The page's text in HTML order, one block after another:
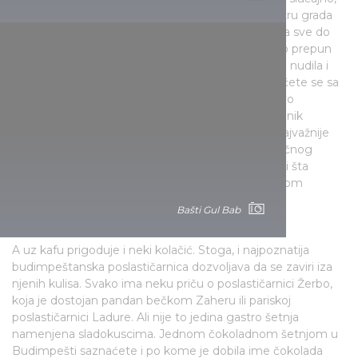
Bašti Gul Bab
jer je prodavnica prvog poznatog kafedžije u centru grada
otvorena 1714. godine, i u razvoju nije bilo zastoja sve do
Drugog svetskog rata. Centar grada je nekada bio prepun
omiljenih mesta književnika i šahista, na kojima se nudila i
kafa. A, ako pređete na budimsku stranu, upoznaćete se sa
istorijatom tzv. preso kafića, saznaćete kako je ovo
moderno dostignuće sa početka 20. veka, naslednik
prethodnik kafana, postalo u vreme socijalizma najvažnije
mesto za usluživanje gostiju. Kretajući od autentičnog
Bambija, svraćajući u kafiće i krčme možete videti šta
potrošačka kultura otkriva o jednom dobu, o jednom
A uz kafu prigoduje i neki kolačić. Stoga, i najpoznatija
budimpeštanska poslastičarnica dozvoljava da se zaviri iza
njenih kulisa. Svako ima neku priču o poslastičarnici Žerbo,
koja je dostojan pandan bečkom Zaheru ili pariskoj
poslastičarnici Ladure. Ali nije to jedina gastro šetnja
namenjena sladokuscima. Jednom čokoladnom šetnjom u
Budimpešti saznaćete i po kome je dobila ime čokolada